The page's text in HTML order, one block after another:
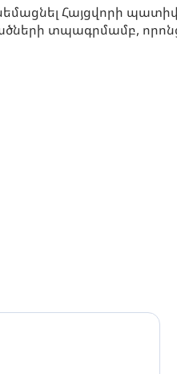
Հայցվորի
տպագրմամբ,